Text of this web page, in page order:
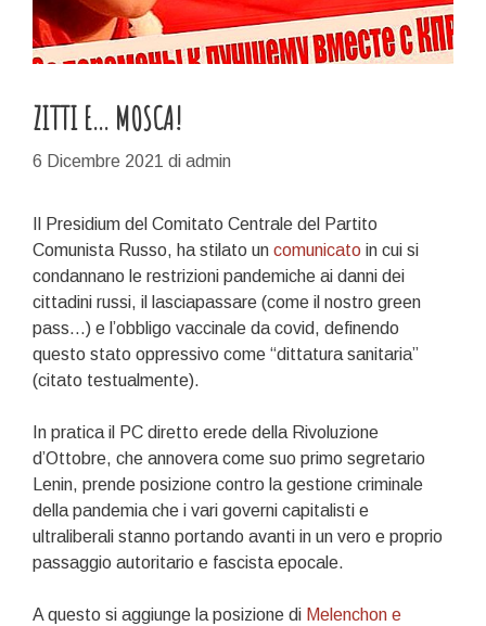
ZITTI E… MOSCA!
6 Dicembre 2021 di admin
Il Presidium del Comitato Centrale del Partito
Comunista Russo, ha stilato un comunicato in cui si
condannano le restrizioni pandemiche ai danni dei
cittadini russi, il lasciapassare (come il nostro green
pass…) e l’obbligo vaccinale da covid, definendo
questo stato oppressivo come “dittatura sanitaria”
(citato testualmente).
In pratica il PC diretto erede della Rivoluzione
d’Ottobre, che annovera come suo primo segretario
Lenin, prende posizione contro la gestione criminale
della pandemia che i vari governi capitalisti e
ultraliberali stanno portando avanti in un vero e proprio
passaggio autoritario e fascista epocale.
A questo si aggiunge la posizione di Melenchon e